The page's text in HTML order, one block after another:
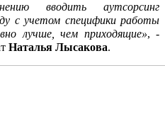
вводить аутсорсинг
с учетом специфики работы
лучше, чем приходящие», -
Наталья Лысакова.